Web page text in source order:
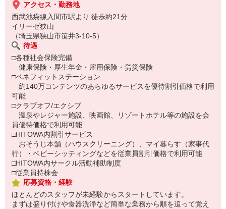
アクセス・勤務地
西武池袋線入間市駅より 徒歩約21分
イリーゼ狭山
（埼玉県狭山市笹井3-10-5）
待遇
□各種社会保険完備
健康保険・厚生年金・雇用保険・労災保険
□ベネフィットステーション
約140万コンテンツのあらゆるサービスを優待割引価格で利用
可能
□クラブオフ/エクシブ
温泉やレジャー施設、映画館、リゾートホテル等の施設を会
員優待価格で利用可能
□HITOWA内割引サービス
おそうじ本舗（ハウスクリーニング）、マイ暮らす（家事代
行）・ベビーシッティングなどを従業員割引価格で利用可能
□HITOWA内サークル活動補助制度
□従業員持株会
応募資格・経験
ほとんどのスタッフが未経験からスタートしています。
まずは盛り付けや食器洗浄など簡単な業務から順を追って覚え